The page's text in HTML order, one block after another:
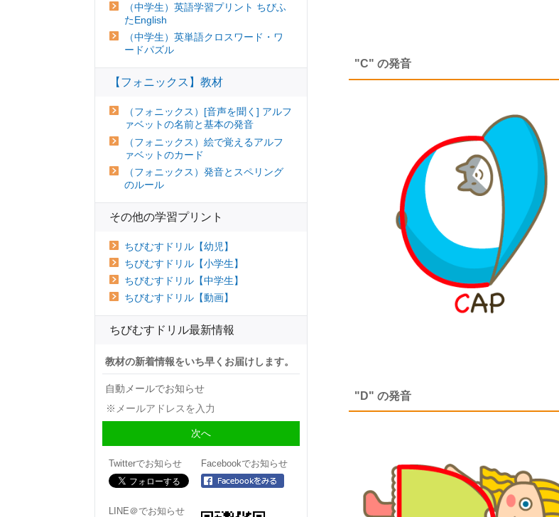
"C" の発音
"D" の発音
（中学生）英語学習プリント ちびふ
たEnglish
（中学生）英単語クロスワード・ワ
ードパズル
【フォニックス】教材
（フォニックス）[音声を聞く] アルフ
ァベットの名前と基本の発音
（フォニックス）絵で覚えるアルフ
ァベットのカード
（フォニックス）発音とスペリング
のルール
その他の学習プリント
ちびむすドリル【幼児】
ちびむすドリル【小学生】
ちびむすドリル【中学生】
ちびむすドリル【動画】
ちびむすドリル最新情報
教材の新着情報をいち早くお届けします。
自動メールでお知らせ
Twitterでお知らせ Facebookでお知らせ
LINE＠でお知らせ